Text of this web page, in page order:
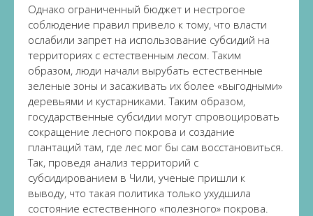
Однако ограниченный бюджет и нестрогое
соблюдение правил привело к тому, что власти
ослабили запрет на использование субсидий на
территориях с естественным лесом. Таким
образом, люди начали вырубать естественные
зеленые зоны и засаживать их более «выгодными»
деревьями и кустарниками. Таким образом,
государственные субсидии могут спровоцировать
сокращение лесного покрова и создание
плантаций там, где лес мог бы сам восстановиться.
Так, проведя анализ территорий с
субсидированием в Чили, ученые пришли к
выводу, что такая политика только ухудшила
состояние естественного «полезного» покрова.